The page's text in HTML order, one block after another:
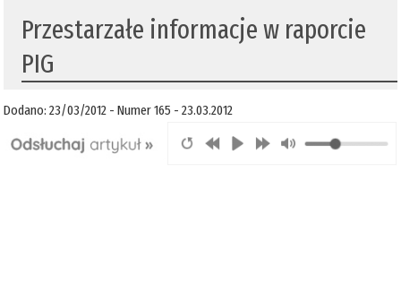
Przestarzałe informacje w raporcie
PIG
Dodano: 23/03/2012 - Numer 165 - 23.03.2012